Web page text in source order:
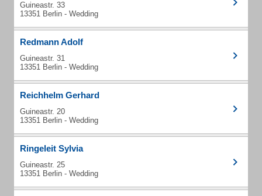
Guineastr. 33
13351 Berlin - Wedding
Redmann Adolf
Guineastr. 31
13351 Berlin - Wedding
Reichhelm Gerhard
Guineastr. 20
13351 Berlin - Wedding
Ringeleit Sylvia
Guineastr. 25
13351 Berlin - Wedding